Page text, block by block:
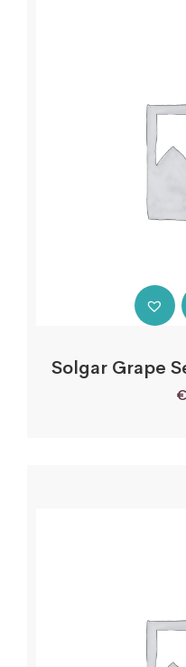
Solgar Grape
€